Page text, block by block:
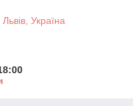
Україна